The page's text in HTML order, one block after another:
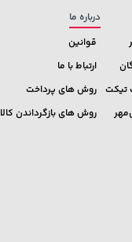
تیکت
درباره ما
قوانین
ارتباط با ما
روش های پرداخت
روش های بازگرداندن کالا